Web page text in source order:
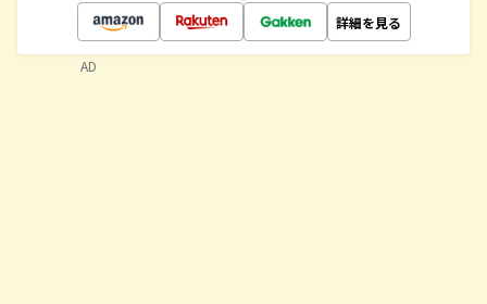
詳細を見る
AD